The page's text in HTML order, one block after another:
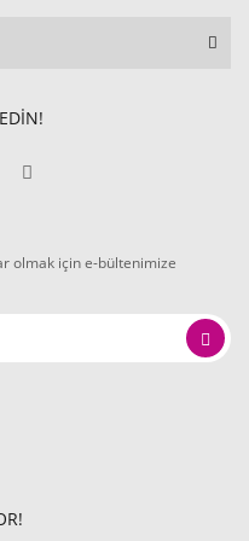
olmak için e-bültenimize